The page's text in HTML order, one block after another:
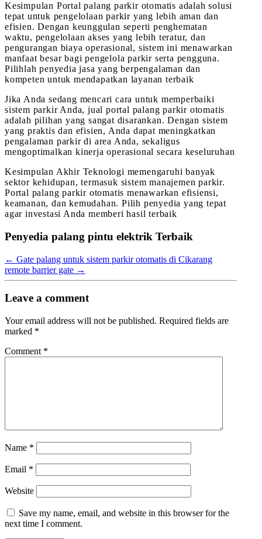
Kesimpulan Portal palang parkir otomatis adalah solusi
tepat untuk pengelolaan parkir yang lebih aman dan
efisien. Dengan keunggulan seperti penghematan
waktu, pengelolaan akses yang lebih teratur, dan
pengurangan biaya operasional, sistem ini menawarkan
manfaat besar bagi pengelola parkir serta pengguna.
Pilihlah penyedia jasa yang berpengalaman dan
kompeten untuk mendapatkan layanan terbaik
Jika Anda sedang mencari cara untuk memperbaiki
sistem parkir Anda, jual portal palang parkir otomatis
adalah pilihan yang sangat disarankan. Dengan sistem
yang praktis dan efisien, Anda dapat meningkatkan
pengalaman parkir di area Anda, sekaligus
mengoptimalkan kinerja operasional secara keseluruhan
Kesimpulan Akhir Teknologi memengaruhi banyak
sektor kehidupan, termasuk sistem manajemen parkir.
Portal palang parkir otomatis menawarkan efisiensi,
keamanan, dan kemudahan. Pilih penyedia yang tepat
agar investasi Anda memberi hasil terbaik
Penyedia palang pintu elektrik Terbaik
← Gate palang untuk sistem parkir otomatis di Cikarang
remote barrier gate →
Leave a comment
Your email address will not be published. Required fields are
marked *
Comment *
Name *
Email *
Website
Save my name, email, and website in this browser for the
next time I comment.